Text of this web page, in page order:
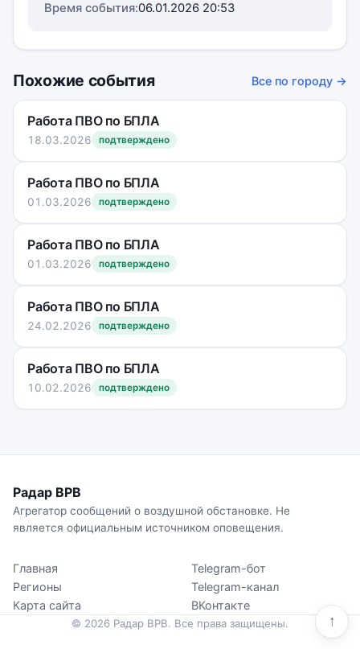
Время события:06.01.2026 20:53
Похожие события Все по городу →
Работа ПВО по БПЛА
18.03.2026 подтверждено
Работа ПВО по БПЛА
01.03.2026 подтверждено
Работа ПВО по БПЛА
01.03.2026 подтверждено
Работа ПВО по БПЛА
24.02.2026 подтверждено
Работа ПВО по БПЛА
10.02.2026 подтверждено
↑
Радар ВРВ
Агрегатор сообщений о воздушной обстановке. Не
является официальным источником оповещения.
Главная
Регионы
Карта сайта
Telegram-бот
Telegram-канал
ВКонтакте
© 2026 Радар ВРВ. Все права защищены.